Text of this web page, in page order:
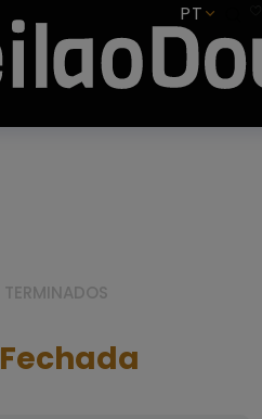
PT
TERMINADOS
SUBSCREVER